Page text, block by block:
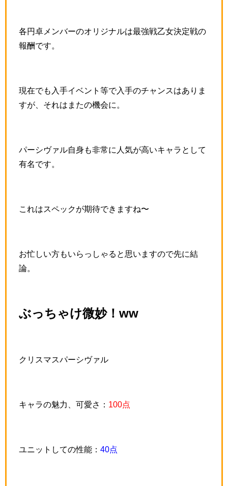
各円卓メンバーのオリジナルは最強戦乙女決定戦の
報酬です。
現在でも入手イベント等で入手のチャンスはありま
すが、それはまたの機会に。
パーシヴァル自身も非常に人気が高いキャラとして
有名です。
これはスペックが期待できますね〜
お忙しい方もいらっしゃると思いますので先に結
論。
ぶっちゃけ微妙！ww
クリスマスパーシヴァル
キャラの魅力、可愛さ： 100点
ユニットしての性能： 40点